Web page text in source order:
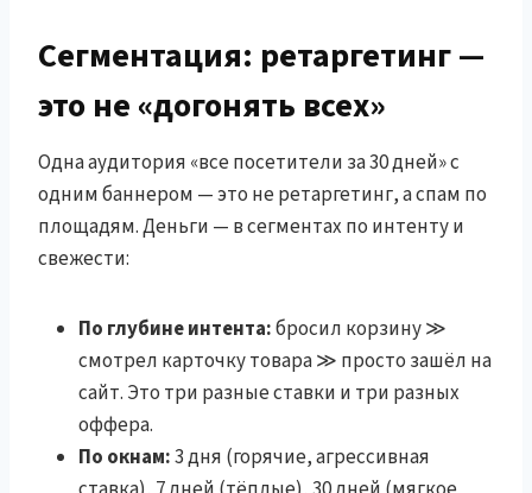
Сегментация: ретаргетинг —
это не «догонять всех»
Одна аудитория «все посетители за 30 дней» с
одним баннером — это не ретаргетинг, а спам по
площадям. Деньги — в сегментах по интенту и
свежести:
По глубине интента:бросил корзину ≫
смотрел карточку товара ≫ просто зашёл на
сайт. Это три разные ставки и три разных
оффера.
По окнам:3 дня (горячие, агрессивная